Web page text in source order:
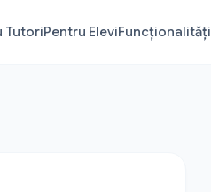
TutoriPentru EleviFuncționalități